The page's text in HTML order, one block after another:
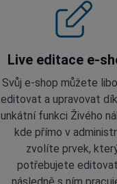
Live editace e-
Svůj e-shop můžete
editovat a upravovat
unkátní funkci Živého
kde přímo v
zvolíte prvek,
potřebujete